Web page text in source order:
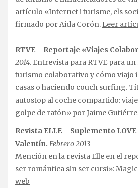
artículo «Internet i turisme, els
firmado por Aida Corón. Leer
RTVE – Reportaje «Viajes
2014. Entrevista para RTVE para
turismo colaborativo y cómo viajo
casas o haciendo couch surfing.
autostop al coche compartido:
golpe de ratón» por Jaime
Revista ELLE – Suplemento LOVE
Valentín. Febrero 2013
Mención en la revista Elle en el
ser romántica sin ser cursi»:
web